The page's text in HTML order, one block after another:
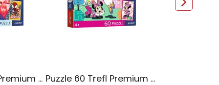
Puzzle 60 Trefl Premium Plus Kids Niesamowita przygoda Spidey Marvel 17429 Puzzle 60 Trefl Premium Plus Kids Uśmiech Minnie Disney 17428